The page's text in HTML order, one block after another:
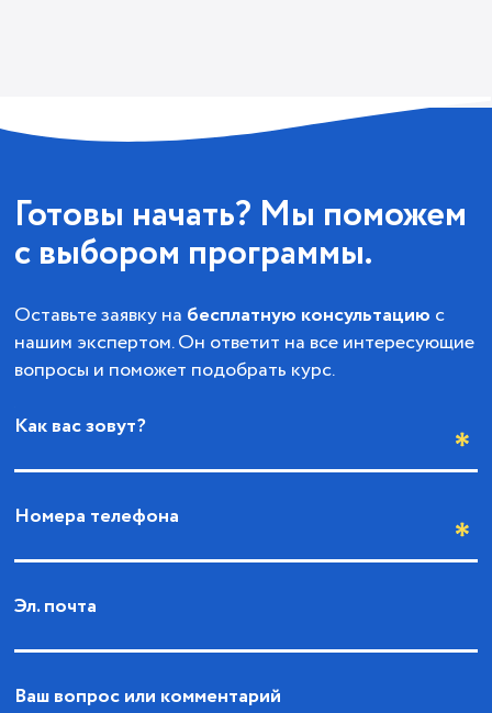
Готовы начать? Мы поможем
с выбором программы.
Оставьте заявку на бесплатную консультацию с
нашим экспертом. Он ответит на все интересующие
вопросы и поможет подобрать курс.
Как вас зовут?
Номера телефона
Эл. почта
Ваш вопрос или комментарий